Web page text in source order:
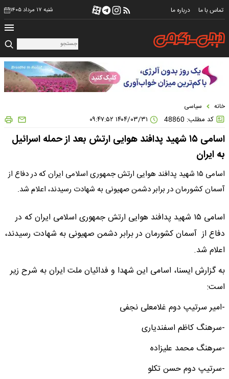
تماس با ما درباره ما شنبه ۱۷ مرداد ۱۴۰۵
خانه سیاسی
کد مطلب: 48860
اسامی ۱۵ شهید پدافند هوایی ارتش بعد از حمله اسرائیل
به ایران
اسامی ۱۵ شهید پدافند هوایی ارتش جمهوری اسلامی ایران که در دفاع از
آسمان کشورمان در برابر دشمن صهیونی به شهادت رسیدند، اعلام شد.
اسامی ۱۵ شهید پدافند هوایی ارتش جمهوری اسلامی ایران که در
دفاع از آسمان کشورمان در برابر دشمن صهیونی به شهادت رسیدند،
اعلام شد.
به گزارش ایسنا، اسامی این شهدا و فدائیان ملت ایران به شرح زیر
است:
-امیر سرتیپ دوم غلامعلی نجفی
-سرهنگ کاظم اسفندیاری
-سرهنگ محمد علیزاده
-سرتیپ دوم حسن تکلو